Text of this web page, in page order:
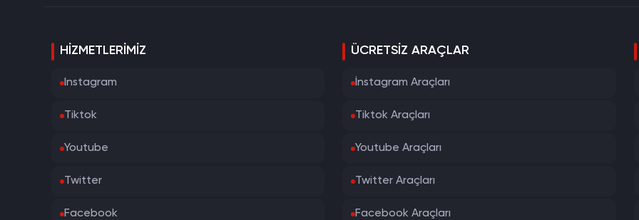
HIZMETLERIMIZ
Instagram
Tiktok
Youtube
Twitter
Facebook
ÜCRETSIZ ARAÇLAR
İnstagram Araçları
Tiktok Araçları
Youtube Araçları
Twitter Araçları
Facebook Araçları